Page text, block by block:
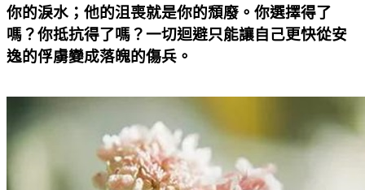
你的淚水；他的沮喪就是你的頹廢。你選擇得了
嗎？你抵抗得了嗎？一切迴避只能讓自己更快從安
逸的俘虜變成落魄的傷兵。